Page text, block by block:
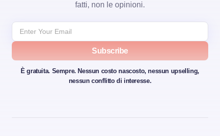
fatti, non le opinioni.
Subscribe
È gratuita. Sempre. Nessun costo nascosto, nessun upselling,
nessun conflitto di interesse.